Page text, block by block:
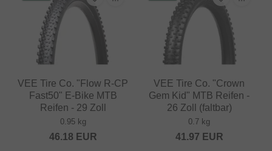
VEE Tire Co. "Flow R-CP
Fast50" E-Bike MTB
Reifen - 29 Zoll
0.95 kg
46.18 EUR
VEE Tire Co. "Crown
Gem Kid" MTB Reifen -
26 Zoll (faltbar)
0.7 kg
41.97 EUR